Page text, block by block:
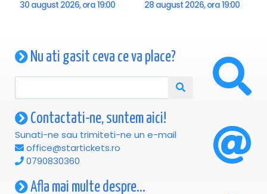
30 august 2026, ora 19:00 28 august 2026, ora 19:00
Nu ati gasit ceva ce va place?
Contactati-ne, suntem aici!
Sunati-ne sau trimiteti-ne un e-mail
office@startickets.ro
0790830360
Afla mai multe despre...